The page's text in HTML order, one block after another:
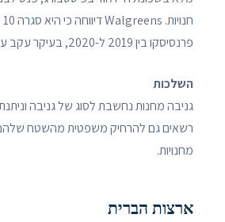
פרנסיסקו בין 2019 ל-2020, בעיקר עקב עלייה בגניבות.
השלכות
גניבה מחנות נחשבת לסוג של גניבה
רשאים גם להרחיק משפטית מהשטח
מחנויות.
ארצות הברית